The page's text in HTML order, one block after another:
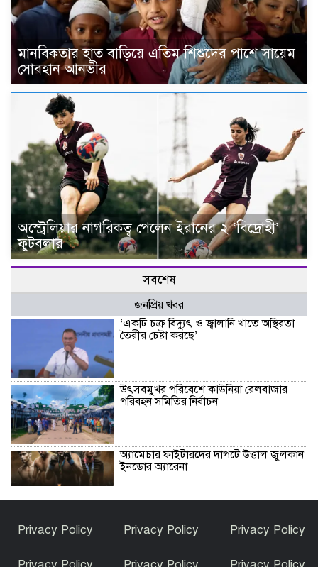
মানবিকতার হাত বাড়িয়ে এতিম শিশুদের পাশে সায়েম
সোবহান আনভীর
অস্ট্রেলিয়ার নাগরিকত্ব পেলেন ইরানের ২ ‘বিদ্রোহী’
ফুটবলার
সবশেষ
জনপ্রিয় খবর
‘একটি চক্র বিদ্যুৎ ও জ্বালানি খাতে অস্থিরতা
তৈরীর চেষ্টা করছে’
উৎসবমুখর পরিবেশে কাউনিয়া রেলবাজার
পরিবহন সমিতির নির্বাচন
অ্যামেচার ফাইটারদের দাপটে উত্তাল জুলকান
ইনডোর অ্যারেনা
অভিযোগ ও মিথ্যা সংবাদ প্রকাশের প্রতিবাদে
Privacy Policy Privacy Policy Privacy Policy